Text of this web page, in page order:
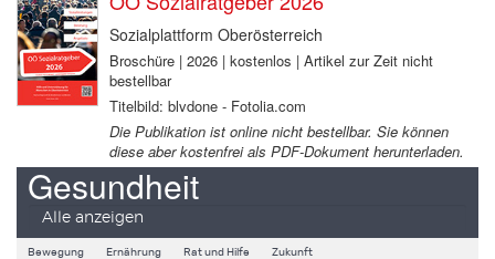
Sozialplattform Oberösterreich
Broschüre | 2026 | kostenlos | Artikel zur Zeit nicht
bestellbar
Titelbild: blvdone - Fotolia.com
Die Publikation ist online nicht bestellbar. Sie können
diese aber kostenfrei als PDF-Dokument herunterladen.
Gesundheit
Alle anzeigen
Bewegung Ernährung Rat und Hilfe Zukunft